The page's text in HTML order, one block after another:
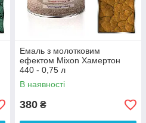
Емаль з молотковим
ефектом Mixon Хамертон
440 - 0,75 л
В наявності
380 ₴